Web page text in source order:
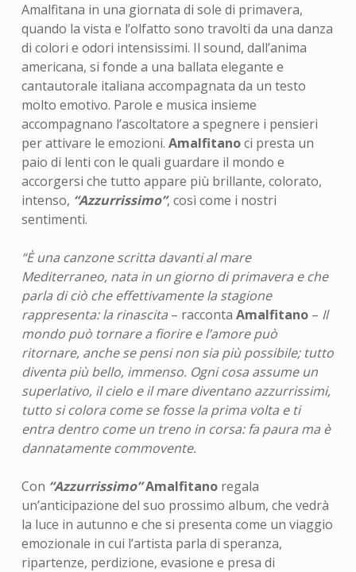
Amalfitana in una giornata di sole di primavera,
quando la vista e l’olfatto sono travolti da una danza
di colori e odori intensissimi. Il sound, dall’anima
americana, si fonde a una ballata elegante e
cantautorale italiana accompagnata da un testo
molto emotivo. Parole e musica insieme
accompagnano l’ascoltatore a spegnere i pensieri
per attivare le emozioni. Amalfitanoci presta un
paio di lenti con le quali guardare il mondo e
accorgersi che tutto appare più brillante, colorato,
intenso, “Azzurrissimo”, così come i nostri
sentimenti.
“È una canzone scritta davanti al mare
Mediterraneo, nata in un giorno di primavera e che
parla di ciò che effettivamente la stagione
rappresenta: la rinascita– racconta Amalfitano– Il
mondo può tornare a fiorire e l’amore può
ritornare, anche se pensi non sia più possibile; tutto
diventa più bello, immenso. Ogni cosa assume un
superlativo, il cielo e il mare diventano azzurrissimi,
tutto si colora come se fosse la prima volta e ti
entra dentro come un treno in corsa: fa paura ma è
dannatamente commovente.
Con “Azzurrissimo”Amalfitanoregala
un’anticipazione del suo prossimo album, che vedrà
la luce in autunno e che si presenta come un viaggio
emozionale in cui l’artista parla di speranza,
ripartenze, perdizione, evasione e presa di